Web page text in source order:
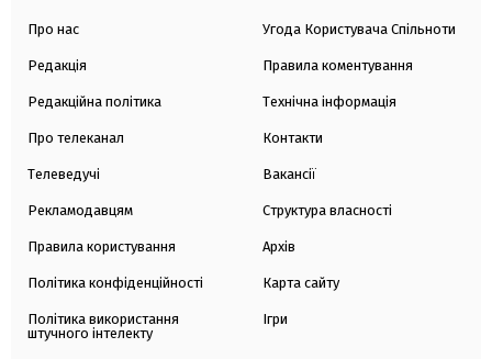
Про нас
Редакція
Редакційна політика
Про телеканал
Телеведучі
Рекламодавцям
Правила користування
Політика конфіденційності
Політика використання
штучного інтелекту
Угода Користувача Спільноти
Правила коментування
Технічна інформація
Контакти
Вакансії
Структура власності
Архів
Карта сайту
Ігри